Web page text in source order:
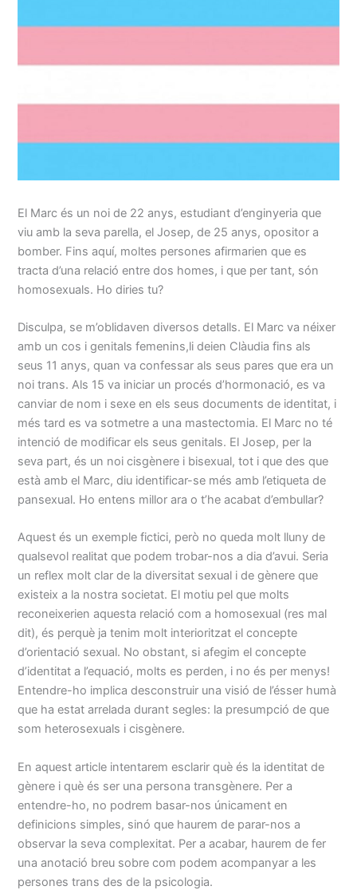
El Marc és un noi de 22 anys, estudiant d’enginyeria que
viu amb la seva parella, el Josep, de 25 anys, opositor a
bomber. Fins aquí, moltes persones afirmarien que es
tracta d’una relació entre dos homes, i que per tant, són
homosexuals. Ho diries tu?
Disculpa, se m’oblidaven diversos detalls. El Marc va néixer
amb un cos i genitals femenins,li deien Clàudia fins als
seus 11 anys, quan va confessar als seus pares que era un
noi trans. Als 15 va iniciar un procés d’hormonació, es va
canviar de nom i sexe en els seus documents de identitat, i
més tard es va sotmetre a una mastectomia. El Marc no té
intenció de modificar els seus genitals. El Josep, per la
seva part, és un noi cisgènere i bisexual, tot i que des que
està amb el Marc, diu identificar-se més amb l’etiqueta de
pansexual. Ho entens millor ara o t’he acabat d’embullar?
Aquest és un exemple fictici, però no queda molt lluny de
qualsevol realitat que podem trobar-nos a dia d’avui. Seria
un reflex molt clar de la diversitat sexual i de gènere que
existeix a la nostra societat. El motiu pel que molts
reconeixerien aquesta relació com a homosexual (res mal
dit), és perquè ja tenim molt interioritzat el concepte
d’orientació sexual. No obstant, si afegim el concepte
d’identitat a l’equació, molts es perden, i no és per menys!
Entendre-ho implica desconstruir una visió de l’ésser humà
que ha estat arrelada durant segles: la presumpció de que
som heterosexuals i cisgènere.
En aquest article intentarem esclarir què és la identitat de
gènere i què és ser una persona transgènere. Per a
entendre-ho, no podrem basar-nos únicament en
definicions simples, sinó que haurem de parar-nos a
observar la seva complexitat. Per a acabar, haurem de fer
una anotació breu sobre com podem acompanyar a les
persones trans des de la psicologia.